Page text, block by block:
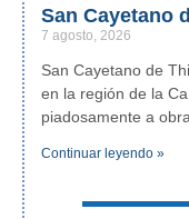
San Cayetano
7 agosto, 2026
San Cayetano de
en la región de la
piadosamente a
Continuar leyendo »